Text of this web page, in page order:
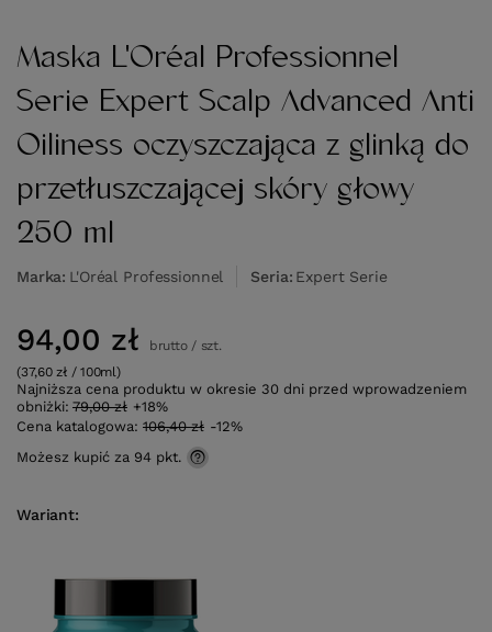
Maska L'Oréal Professionnel
Serie Expert Scalp Advanced Anti
Oiliness oczyszczająca z glinką do
przetłuszczającej skóry głowy
250 ml
Marka L'Oréal Professionnel Seria Expert Serie
Wariant
94,00 zł brutto/ szt.
(37,60 zł / 100ml)
Najniższa cena produktu w okresie 30 dni przed wprowadzeniem
obniżki: 79,00 zł +18%
Cena katalogowa: 106,40 zł -12%
Możesz kupić za 94 pkt.